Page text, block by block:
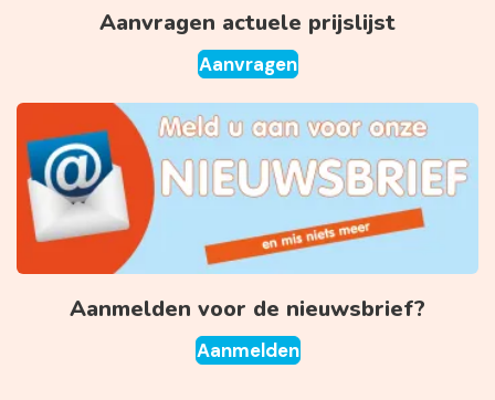
Aanvragen actuele prijslijst
Aanvragen
Aanmelden voor de nieuwsbrief?
Aanmelden